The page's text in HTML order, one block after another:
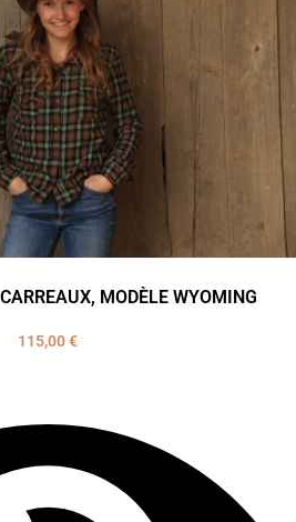
MODÈLE WYOMING
115,00€